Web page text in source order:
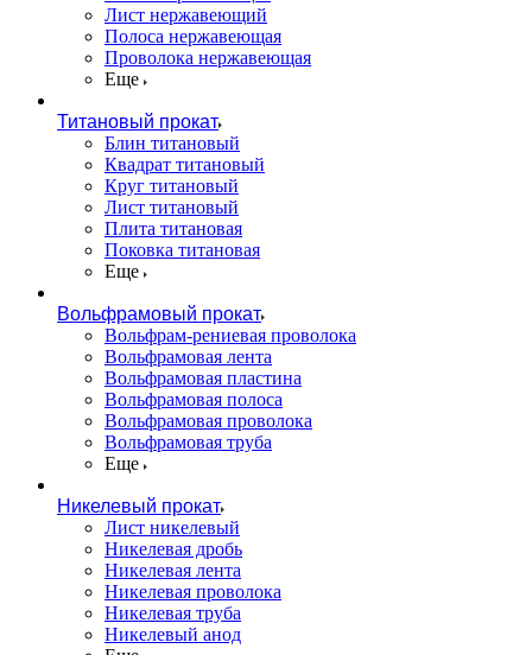
Лист нержавеющий
Полоса нержавеющая
Проволока нержавеющая
Еще
Титановый прокат
Блин титановый
Квадрат титановый
Круг титановый
Лист титановый
Плита титановая
Поковка титановая
Еще
Вольфрамовый прокат
Вольфрам-рениевая проволока
Вольфрамовая лента
Вольфрамовая пластина
Вольфрамовая полоса
Вольфрамовая проволока
Вольфрамовая труба
Еще
Никелевый прокат
Лист никелевый
Никелевая дробь
Никелевая лента
Никелевая проволока
Никелевая труба
Никелевый анод